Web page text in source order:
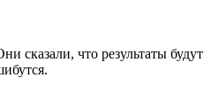
сказали, что результаты будут